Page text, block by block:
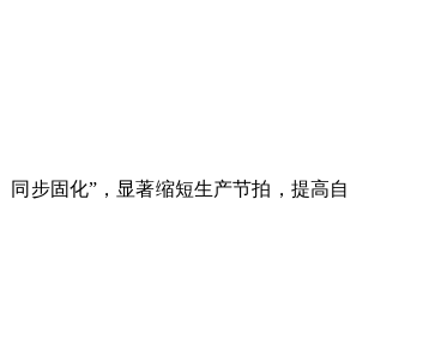
步固化”，显著缩短生产节拍，提高自